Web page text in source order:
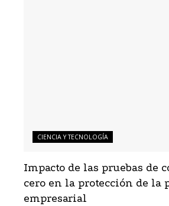
CIENCIA Y TECNOLOGÍA
Impacto de las pruebas de
cero en la protección de la
empresarial